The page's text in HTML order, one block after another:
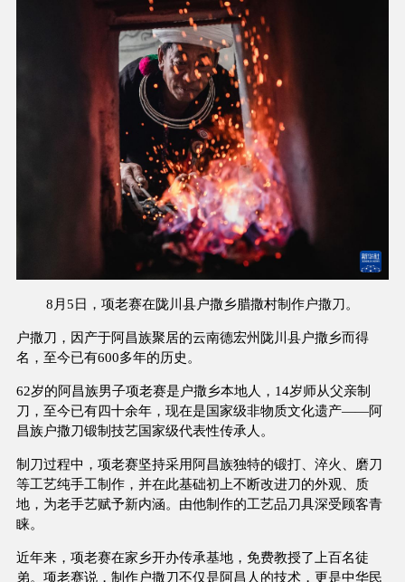
8月5日，项老赛在陇川县户撒乡腊撒村制作户撒刀。
户撒刀，因产于阿昌族聚居的云南德宏州陇川县户撒乡而得
名，至今已有600多年的历史。
62岁的阿昌族男子项老赛是户撒乡本地人，14岁师从父亲制
刀，至今已有四十余年，现在是国家级非物质文化遗产——阿
昌族户撒刀锻制技艺国家级代表性传承人。
制刀过程中，项老赛坚持采用阿昌族独特的锻打、淬火、磨刀
等工艺纯手工制作，并在此基础初上不断改进刀的外观、质
地，为老手艺赋予新内涵。由他制作的工艺品刀具深受顾客青
睐。
近年来，项老赛在家乡开办传承基地，免费教授了上百名徒
弟。项老赛说，制作户撒刀不仅是阿昌人的技术，更是中华民